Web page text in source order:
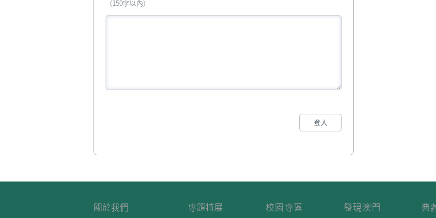
（150字以內）
登入
關於我們 專題特展 校園專區 發現澳門 典